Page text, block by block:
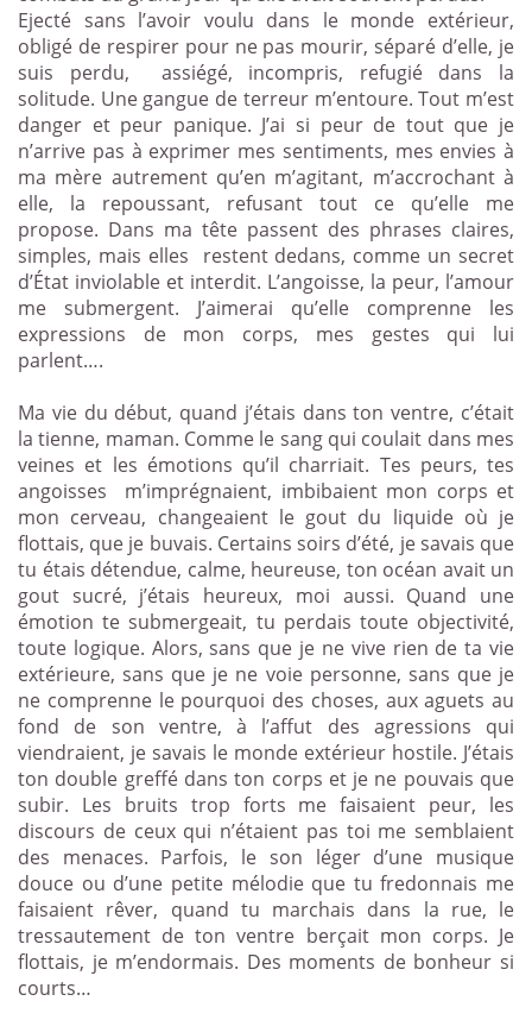
Ejecté sans l’avoir voulu dans le monde extérieur,
obligé de respirer pour ne pas mourir, séparé d’elle, je
suis perdu,
assiégé, incompris, refugié dans la
solitude. Une gangue de terreur m’entoure. Tout m’est
danger et peur panique. J’ai si peur de tout que je
n’arrive pas à exprimer mes sentiments, mes envies à
ma mère autrement qu’en m’agitant, m’accrochant à
elle, la repoussant, refusant tout ce qu’elle me
propose. Dans ma tête passent des phrases claires,
simples, mais elles
restent dedans, comme un secret
d’État inviolable et interdit. L’angoisse, la peur, l’amour
me submergent. J’aimerai qu’elle comprenne les
expressions de mon corps, mes gestes qui lui
parlent….
Ma vie du début, quand j’étais dans ton ventre, c’était
la tienne, maman. Comme le sang qui coulait dans mes
veines et les émotions qu’il charriait. Tes peurs, tes
angoisses
m’imprégnaient, imbibaient mon corps et
mon cerveau, changeaient le gout du liquide où je
flottais, que je buvais. Certains soirs d’été, je savais que
tu étais détendue, calme, heureuse, ton océan avait un
gout sucré, j’étais heureux, moi aussi. Quand une
émotion te submergeait, tu perdais toute objectivité,
toute logique. Alors, sans que je ne vive rien de ta vie
extérieure, sans que je ne voie personne, sans que je
ne comprenne le pourquoi des choses, aux aguets au
fond de son ventre, à l’affut des agressions qui
viendraient, je savais le monde extérieur hostile. J’étais
ton double greffé dans ton corps et je ne pouvais que
subir. Les bruits trop forts me faisaient peur, les
discours de ceux qui n’étaient pas toi me semblaient
des menaces. Parfois, le son léger d’une musique
douce ou d’une petite mélodie que tu fredonnais me
faisaient rêver, quand tu marchais dans la rue, le
tressautement de ton ventre berçait mon corps. Je
flottais, je m’endormais. Des moments de bonheur si
courts…